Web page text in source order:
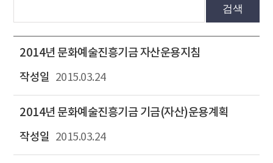
검색
2014년 문화예술진흥기금 자산운용지침
2015.03.24
2014년 문화예술진흥기금 기금(자산)운용계획
2015.03.24